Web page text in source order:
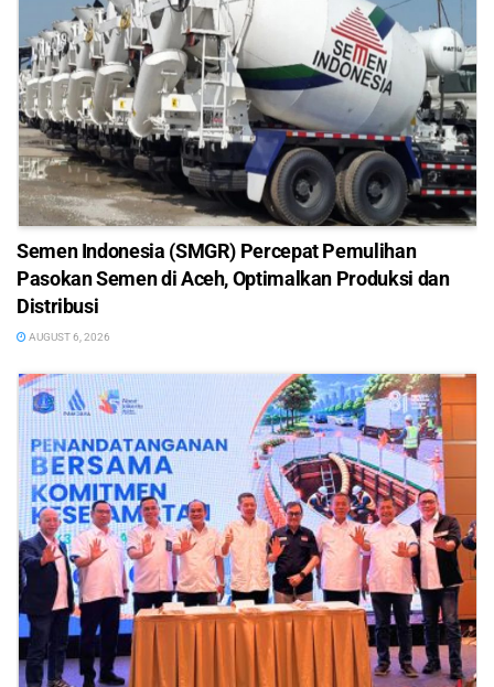
Semen Indonesia (SMGR) Percepat Pemulihan
Pasokan Semen di Aceh, Optimalkan Produksi dan
Distribusi
AUGUST 6, 2026